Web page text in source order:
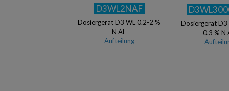
D3WL2NAF
Dosiergerät D3 WL 0.2-2 %
N AF
Aufteilung
Dosiergerät D3
0.3 % N